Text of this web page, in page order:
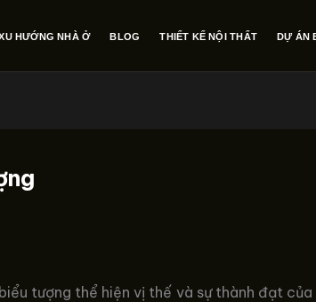
HƯỚNG NHÀ Ở BLOG THIẾT KẾ NỘI THẤT DỰ ÁN
tượng thể hiện vị thế và sự thành đạt